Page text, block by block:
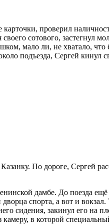
проверил
сотового, застегнул
мало ли, не хватало,
подъезда, Сергей кинул
По дороге, Сергей
дамбе. До поезда
спорта, а вот и
сидения, закинул его на
в которой